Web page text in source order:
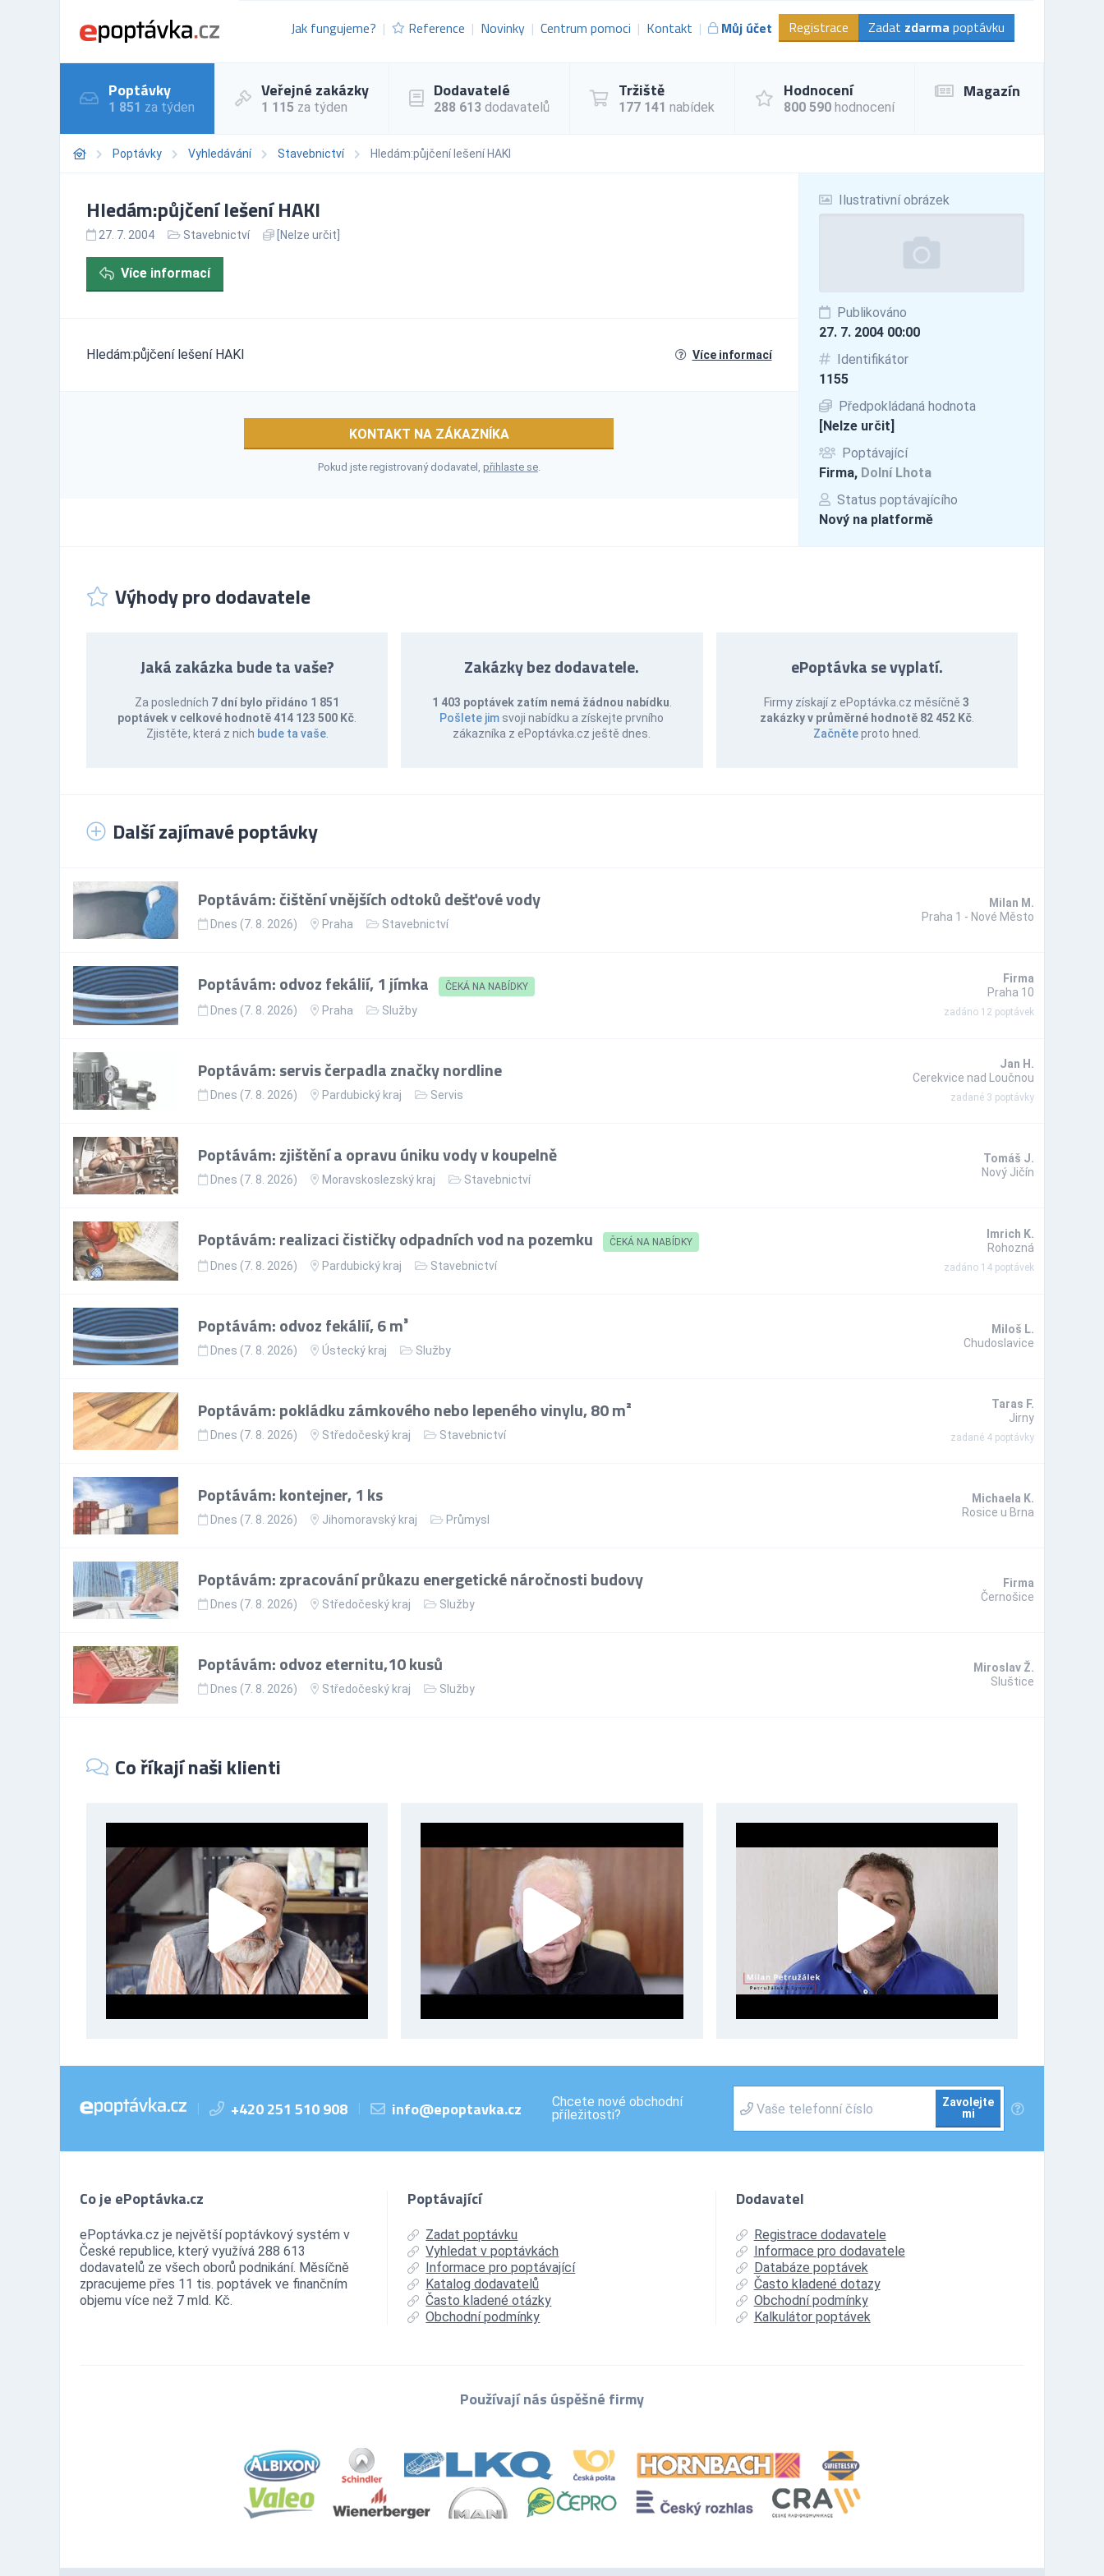
Jak fungujeme? Reference Novinky Centrum pomoci Kontakt Můj účet Registrace Zadat zdarma poptávku
Poptávky
1 851 za týden
Veřejné zakázky
1 115 za týden
Dodavatelé
288 613 dodavatelů
Tržiště
177 141 nabídek
Hodnocení
800 590 hodnocení
Magazín
Poptávky Vyhledávání Stavebnictví Hledám:půjčení lešení HAKI
Ilustrativní obrázek
Publikováno
27. 7. 2004 00:00
Identifikátor
1155
Předpokládaná hodnota
[Nelze určit]
Poptávající
Firma, Dolní Lhota
Status poptávajícího
Nový na platformě
Hledám:půjčení lešení HAKI
27. 7. 2004 Stavebnictví [Nelze určit]
Více informací
Hledám:půjčení lešení HAKI Více informací
KONTAKT NA ZÁKAZNÍKA
Pokud jste registrovaný dodavatel, přihlaste se.
Výhody pro dodavatele
Jaká zakázka bude ta vaše?
Za posledních 7 dní bylo přidáno 1 851
poptávek v celkové hodnotě 414 123 500 Kč
Zjistěte, která z nich bude ta vaše.
Zakázky bez dodavatele.
1 403 poptávek zatím nemá žádnou nabídku
Pošlete jim svoji nabídku a získejte prvního
zákazníka z ePoptávka.cz ještě dnes.
ePoptávka se vyplatí.
Firmy získají z ePoptávka.cz měsíčně3
zakázky v průměrné hodnotě 82 452 Kč.
Začněteproto hned.
Další zajímavé poptávky
Poptávám: čištění vnějších odtoků dešťové vody
Dnes (7. 8. 2026) Praha Stavebnictví
Milan M.
Praha 1 - Nové Město
Poptávám: odvoz fekálií, 1 jímka ČEKÁ NA NABÍDKY
Dnes (7. 8. 2026) Praha Služby
Firma
Praha 10
zadáno 12 poptávek
Poptávám: servis čerpadla značky nordline
Dnes (7. 8. 2026) Pardubický kraj Servis
Jan H.
Cerekvice nad Loučnou
zadané 3 poptávky
Poptávám: zjištění a opravu úniku vody v koupelně
Dnes (7. 8. 2026) Moravskoslezský kraj Stavebnictví
Tomáš J.
Nový Jičín
Poptávám: realizaci čističky odpadních vod na pozemku ČEKÁ NA NABÍDKY
Dnes (7. 8. 2026) Pardubický kraj Stavebnictví
Imrich K.
Rohozná
zadáno 14 poptávek
Poptávám: odvoz fekálií, 6 m³
Dnes (7. 8. 2026) Ústecký kraj Služby
Miloš L.
Chudoslavice
Poptávám: pokládku zámkového nebo lepeného vinylu, 80 m²
Dnes (7. 8. 2026) Středočeský kraj Stavebnictví
Taras F.
Jirny
zadané 4 poptávky
Poptávám: kontejner, 1 ks
Dnes (7. 8. 2026) Jihomoravský kraj Průmysl
Michaela K.
Rosice u Brna
Poptávám: zpracování průkazu energetické náročnosti budovy
Dnes (7. 8. 2026) Středočeský kraj Služby
Firma
Černošice
Poptávám: odvoz eternitu,10 kusů
Dnes (7. 8. 2026) Středočeský kraj Služby
Miroslav Ž.
Sluštice
Co říkají naši klienti
| +420 251 510 908 | info@epoptavka.cz
Chcete nové obchodní
příležitosti?
Zavolejte
mi
Co je ePoptávka.cz
ePoptávka.cz je největší poptávkový systém v
České republice, který využívá 288 613
dodavatelů ze všech oborů podnikání. Měsíčně
zpracujeme přes 11 tis. poptávek ve finančním
objemu více než 7 mld. Kč.
Poptávající
Zadat poptávku
Vyhledat v poptávkách
Informace pro poptávající
Katalog dodavatelů
Často kladené otázky
Obchodní podmínky
Dodavatel
Registrace dodavatele
Informace pro dodavatele
Databáze poptávek
Často kladené dotazy
Obchodní podmínky
Kalkulátor poptávek
Používají nás úspěšné firmy